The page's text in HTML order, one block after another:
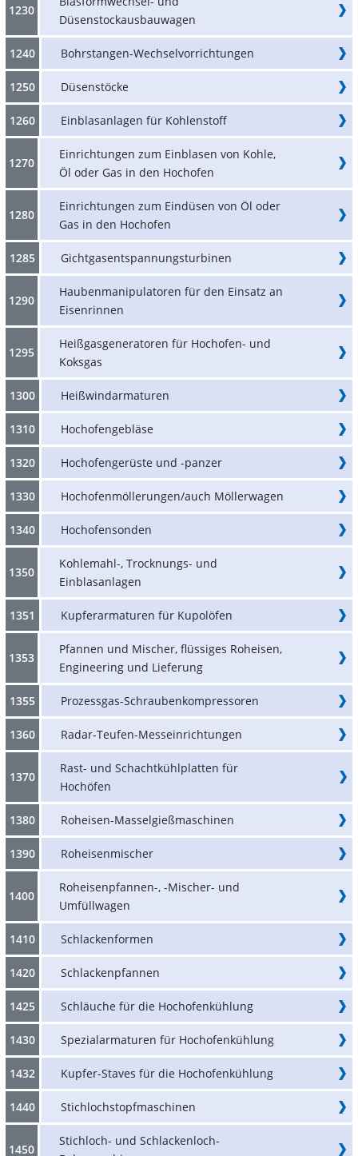
1230
Düsenstockausbauwagen
1240 Bohrstangen-Wechselvorrichtungen
1250 Düsenstöcke
1260 Einblasanlagen für Kohlenstoff
1270
Einrichtungen zum Einblasen von Kohle,
Öl oder Gas in den Hochofen
1280
Einrichtungen zum Eindüsen von Öl oder
Gas in den Hochofen
1285 Gichtgasentspannungsturbinen
1290
Haubenmanipulatoren für den Einsatz an
Eisenrinnen
1295
Heißgasgeneratoren für Hochofen- und
Koksgas
1300 Heißwindarmaturen
1310 Hochofengebläse
1320 Hochofengerüste und -panzer
1330 Hochofenmöllerungen/auch Möllerwagen
1340 Hochofensonden
1350
Kohlemahl-, Trocknungs- und
Einblasanlagen
1351 Kupferarmaturen für Kupolöfen
1353
Pfannen und Mischer, flüssiges Roheisen,
Engineering und Lieferung
1355 Prozessgas-Schraubenkompressoren
1360 Radar-Teufen-Messeinrichtungen
1370
Rast- und Schachtkühlplatten für
Hochöfen
1380 Roheisen-Masselgießmaschinen
1390 Roheisenmischer
1400
Roheisenpfannen-, -Mischer- und
Umfüllwagen
1410 Schlackenformen
1420 Schlackenpfannen
1425 Schläuche für die Hochofenkühlung
1430 Spezialarmaturen für Hochofenkühlung
1432 Kupfer-Staves für die Hochofenkühlung
1440 Stichlochstopfmaschinen
1450
Stichloch- und Schlackenloch-